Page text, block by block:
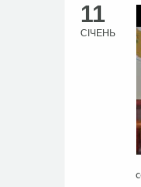
11
СІЧЕНЬ